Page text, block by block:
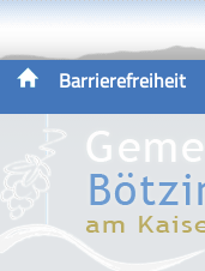
Barrierefreiheit